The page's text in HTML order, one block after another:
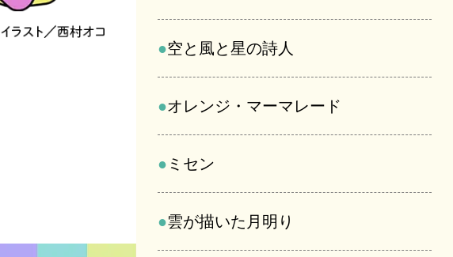
空と風と星の詩人
オレンジ・マーマレード
ミセン
雲が描いた月明り